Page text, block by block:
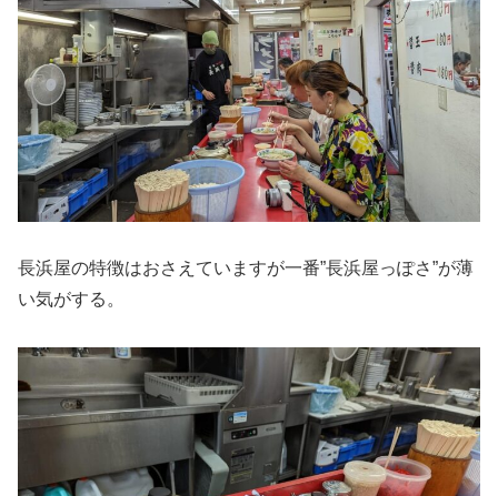
長浜屋の特徴はおさえていますが一番”長浜屋っぽさ”が薄
い気がする。